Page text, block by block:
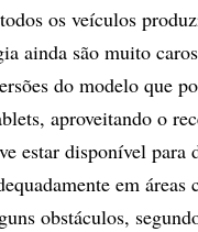
os veículos
ainda são muito
do modelo que
aproveitando o
estar disponível
em
obstáculos,